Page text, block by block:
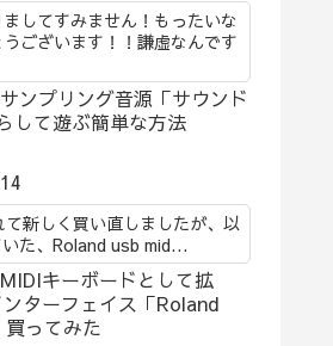
してすみません！もったいな
ございます！！謙虚なんです
ンプリング音源「サウンド
して遊ぶ簡単な方法
て新しく買い直しましたが、以
た、Roland usb mid...
キーボードとして拡
ターフェイス「Roland
ってみた